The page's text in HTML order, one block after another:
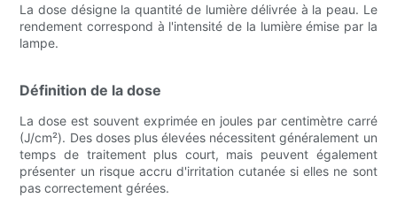
La dose désigne la quantité de lumière délivrée à la peau. Le
rendement correspond à l'intensité de la lumière émise par la
lampe.
Définition de la dose
La dose est souvent exprimée en joules par centimètre carré
(J/cm²). Des doses plus élevées nécessitent généralement un
temps de traitement plus court, mais peuvent également
présenter un risque accru d'irritation cutanée si elles ne sont
pas correctement gérées.